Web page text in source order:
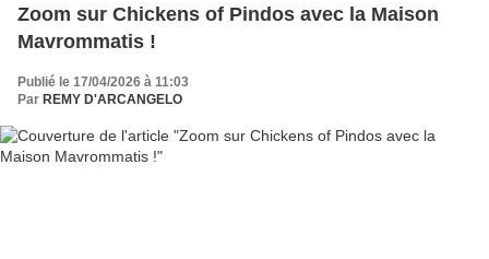
Zoom sur Chickens of Pindos avec la Maison
Mavrommatis !
Publié le 17/04/2026 à 11:03
Par REMY D'ARCANGELO